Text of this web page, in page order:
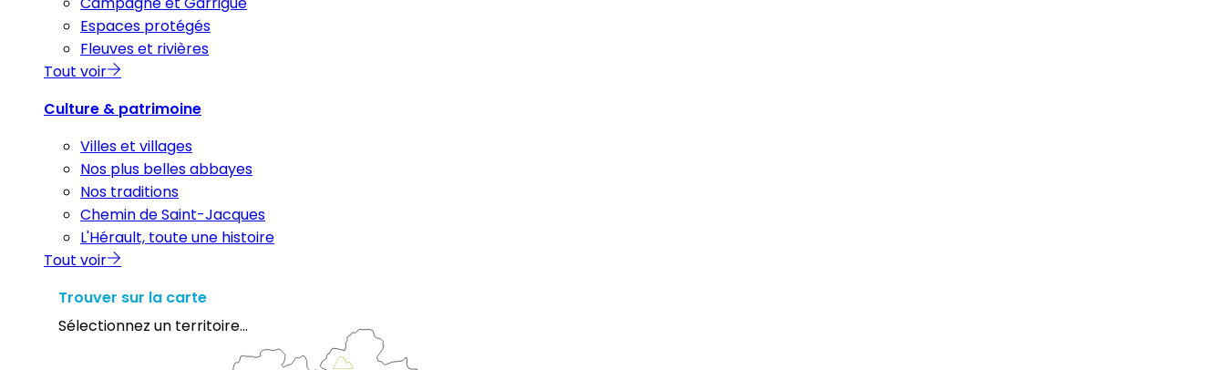
Espaces protégés
Fleuves et rivières
Tout voir
Culture & patrimoine
Villes et villages
Nos plus belles abbayes
Nos traditions
Chemin de Saint-Jacques
L'Hérault, toute une histoire
Tout voir
Trouver sur la carte
Sélectionnez un territoire...